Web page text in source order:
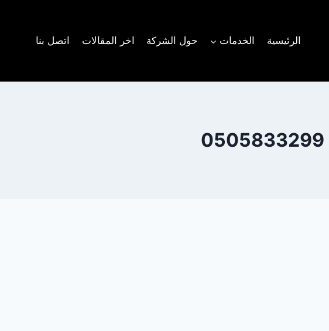
الرئيسية الخدمات حول الشركة اخر المقالات اتصل بنا